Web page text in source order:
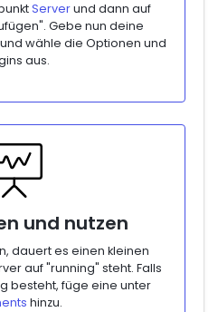
Serverund dann auf
Gebe nun deine
wähle die Optionen und
aus.
und nutzen
dauert es einen kleinen
auf "running" steht. Falls
besteht, füge eine unter
hinzu.